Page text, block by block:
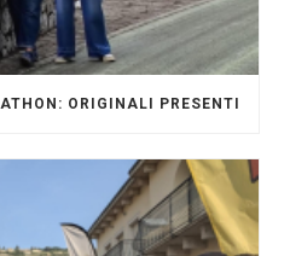
ORIGINALI PRESENTI